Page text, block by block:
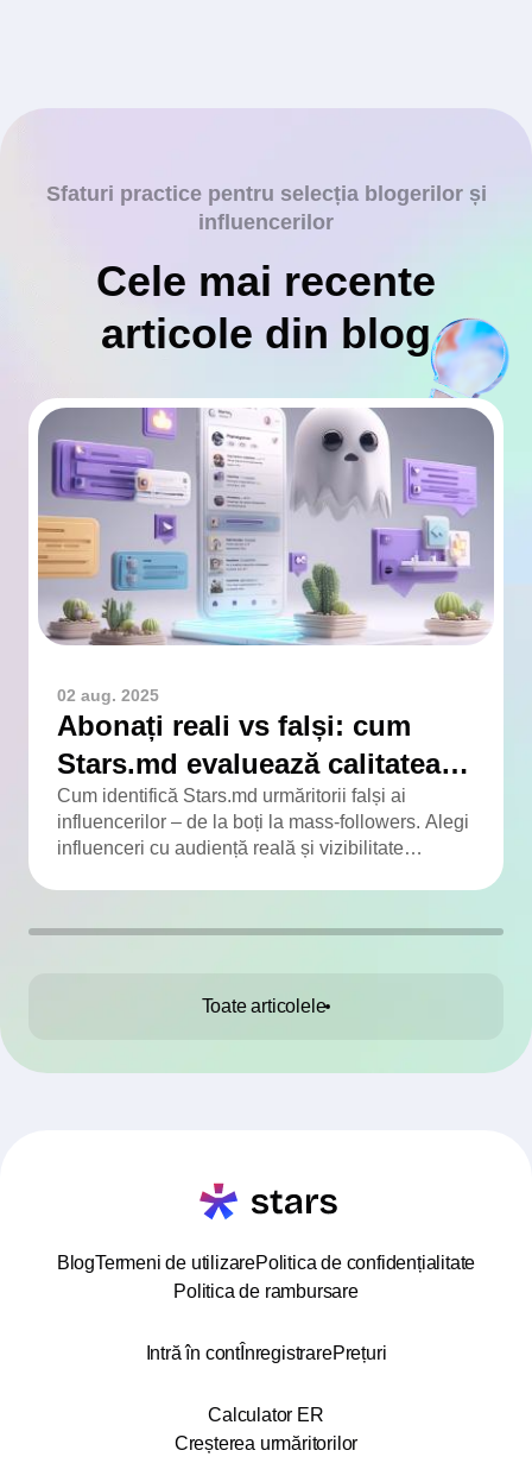
Sfaturi practice pentru selecția blogerilor și
influencerilor
Cele mai recente
articole din blog
02 aug. 2025
Abonați reali vs falși: cum
Stars.md evaluează calitatea
audienței
Cum identifică Stars.md urmăritorii falși ai
influencerilor – de la boți la mass-followers. Alegi
influenceri cu audiență reală și vizibilitate
Toate articolele
BlogTermeni de utilizarePolitica de confidențialitate
Politica de rambursare
Intră în contÎnregistrarePrețuri
Calculator ER
Creșterea urmăritorilor